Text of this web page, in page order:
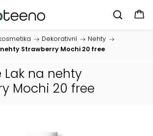
/ Dekorativní / Nehty /
nehty Strawberry Mochi 20 free
Lak na nehty
Mochi 20 free